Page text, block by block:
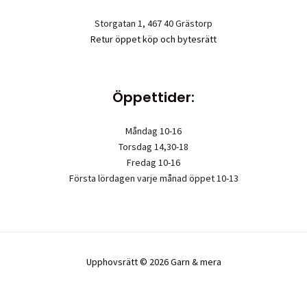
Storgatan 1, 467 40 Grästorp
Retur öppet köp och bytesrätt
Öppettider:
Måndag 10-16
Torsdag 14,30-18
Fredag 10-16
Första lördagen varje månad öppet 10-13
Upphovsrätt © 2026 Garn & mera